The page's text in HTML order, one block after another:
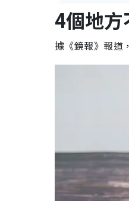
白醋
白醋
白醋
白醋
白醋
白醋
白醋
白醋
4個地
據《鏡報》報道